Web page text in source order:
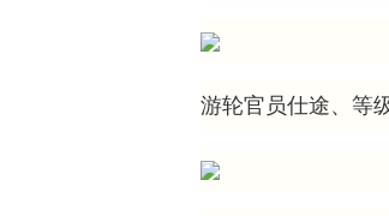
游轮官员仕途、等